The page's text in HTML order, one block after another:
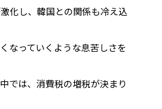
化し、韓国との関係も冷え込
なっていくような息苦しさを
では、消費税の増税が決まり